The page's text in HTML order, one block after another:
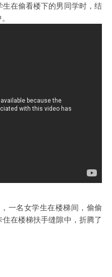
在偷看楼下的男同学时，结
一名女学生在楼梯间，偷偷
在楼梯扶手缝隙中，折腾了